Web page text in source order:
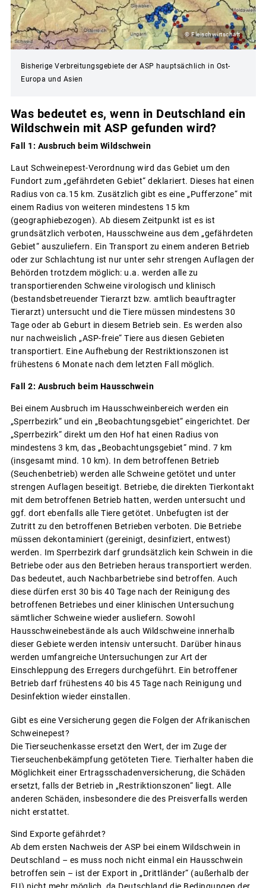
© Fleischwirtschaft
Bisherige Verbreitungsgebiete der ASP hauptsächlich in Ost-
Europa und Asien
Was bedeutet es, wenn in Deutschland ein
Wildschwein mit ASP gefunden wird?
Fall 1: Ausbruch beim Wildschwein
Laut Schweinepest-Verordnung wird das Gebiet um den
Fundort zum „gefährdeten Gebiet“ deklariert. Dieses hat einen
Radius von ca.15 km. Zusätzlich gibt es eine „Pufferzone“ mit
einem Radius von weiteren mindestens 15 km
(geographiebezogen). Ab diesem Zeitpunkt ist es ist
grundsätzlich verboten, Hausschweine aus dem „gefährdeten
Gebiet“ auszuliefern. Ein Transport zu einem anderen Betrieb
oder zur Schlachtung ist nur unter sehr strengen Auflagen der
Behörden trotzdem möglich: u.a. werden alle zu
transportierenden Schweine virologisch und klinisch
(bestandsbetreuender Tierarzt bzw. amtlich beauftragter
Tierarzt) untersucht und die Tiere müssen mindestens 30
Tage oder ab Geburt in diesem Betrieb sein. Es werden also
nur nachweislich „ASP-freie“ Tiere aus diesen Gebieten
transportiert. Eine Aufhebung der Restriktionszonen ist
frühestens 6 Monate nach dem letzten Fall möglich.
Fall 2: Ausbruch beim Hausschwein
Bei einem Ausbruch im Hausschweinbereich werden ein
„Sperrbezirk“ und ein „Beobachtungsgebiet“ eingerichtet. Der
„Sperrbezirk“ direkt um den Hof hat einen Radius von
mindestens 3 km, das „Beobachtungsgebiet“ mind. 7 km
(insgesamt mind. 10 km). In dem betroffenen Betrieb
(Seuchenbetrieb) werden alle Schweine getötet und unter
strengen Auflagen beseitigt. Betriebe, die direkten Tierkontakt
mit dem betroffenen Betrieb hatten, werden untersucht und
ggf. dort ebenfalls alle Tiere getötet. Unbefugten ist der
Zutritt zu den betroffenen Betrieben verboten. Die Betriebe
müssen dekontaminiert (gereinigt, desinfiziert, entwest)
werden. Im Sperrbezirk darf grundsätzlich kein Schwein in die
Betriebe oder aus den Betrieben heraus transportiert werden.
Das bedeutet, auch Nachbarbetriebe sind betroffen. Auch
diese dürfen erst 30 bis 40 Tage nach der Reinigung des
betroffenen Betriebes und einer klinischen Untersuchung
sämtlicher Schweine wieder ausliefern. Sowohl
Hausschweinebestände als auch Wildschweine innerhalb
dieser Gebiete werden intensiv untersucht. Darüber hinaus
werden umfangreiche Untersuchungen zur Art der
Einschleppung des Erregers durchgeführt. Ein betroffener
Betrieb darf frühestens 40 bis 45 Tage nach Reinigung und
Desinfektion wieder einstallen.
Gibt es eine Versicherung gegen die Folgen der Afrikanischen
Schweinepest?
Die Tierseuchenkasse ersetzt den Wert, der im Zuge der
Tierseuchenbekämpfung getöteten Tiere. Tierhalter haben die
Möglichkeit einer Ertragsschadenversicherung, die Schäden
ersetzt, falls der Betrieb in „Restriktionszonen“ liegt. Alle
anderen Schäden, insbesondere die des Preisverfalls werden
nicht erstattet.
Sind Exporte gefährdet?
Ab dem ersten Nachweis der ASP bei einem Wildschwein in
Deutschland – es muss noch nicht einmal ein Hausschwein
betroffen sein – ist der Export in „Drittländer“ (außerhalb der